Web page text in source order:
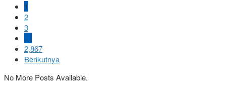
1
2
3
…
2,867
Berikutnya
No More Posts Available.